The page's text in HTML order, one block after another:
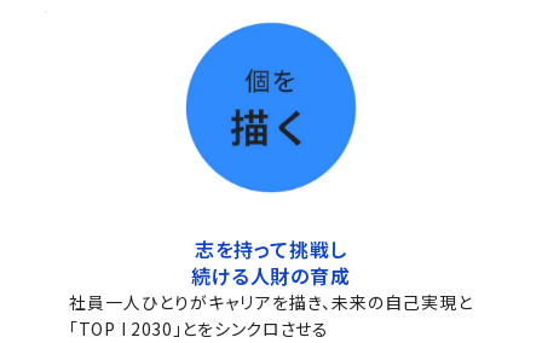
志を持って挑戦し
続ける人財の育成
社員一人ひとりがキャリアを描き、未来の自己実現と
「TOP I 2030」とをシンクロさせる